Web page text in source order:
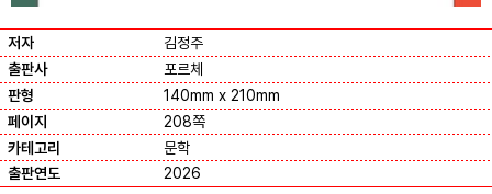
저자
김정주
출판사
포르체
판형
140mm x 210mm
페이지
208쪽
카테고리
문학
출판연도
2026